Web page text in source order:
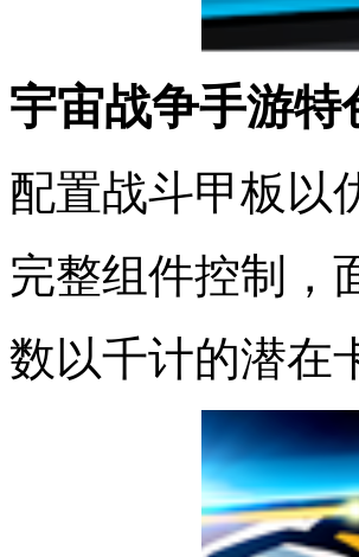
宇宙战争手游特
配置战斗甲板以
完整组件控制，
数以千计的潜在